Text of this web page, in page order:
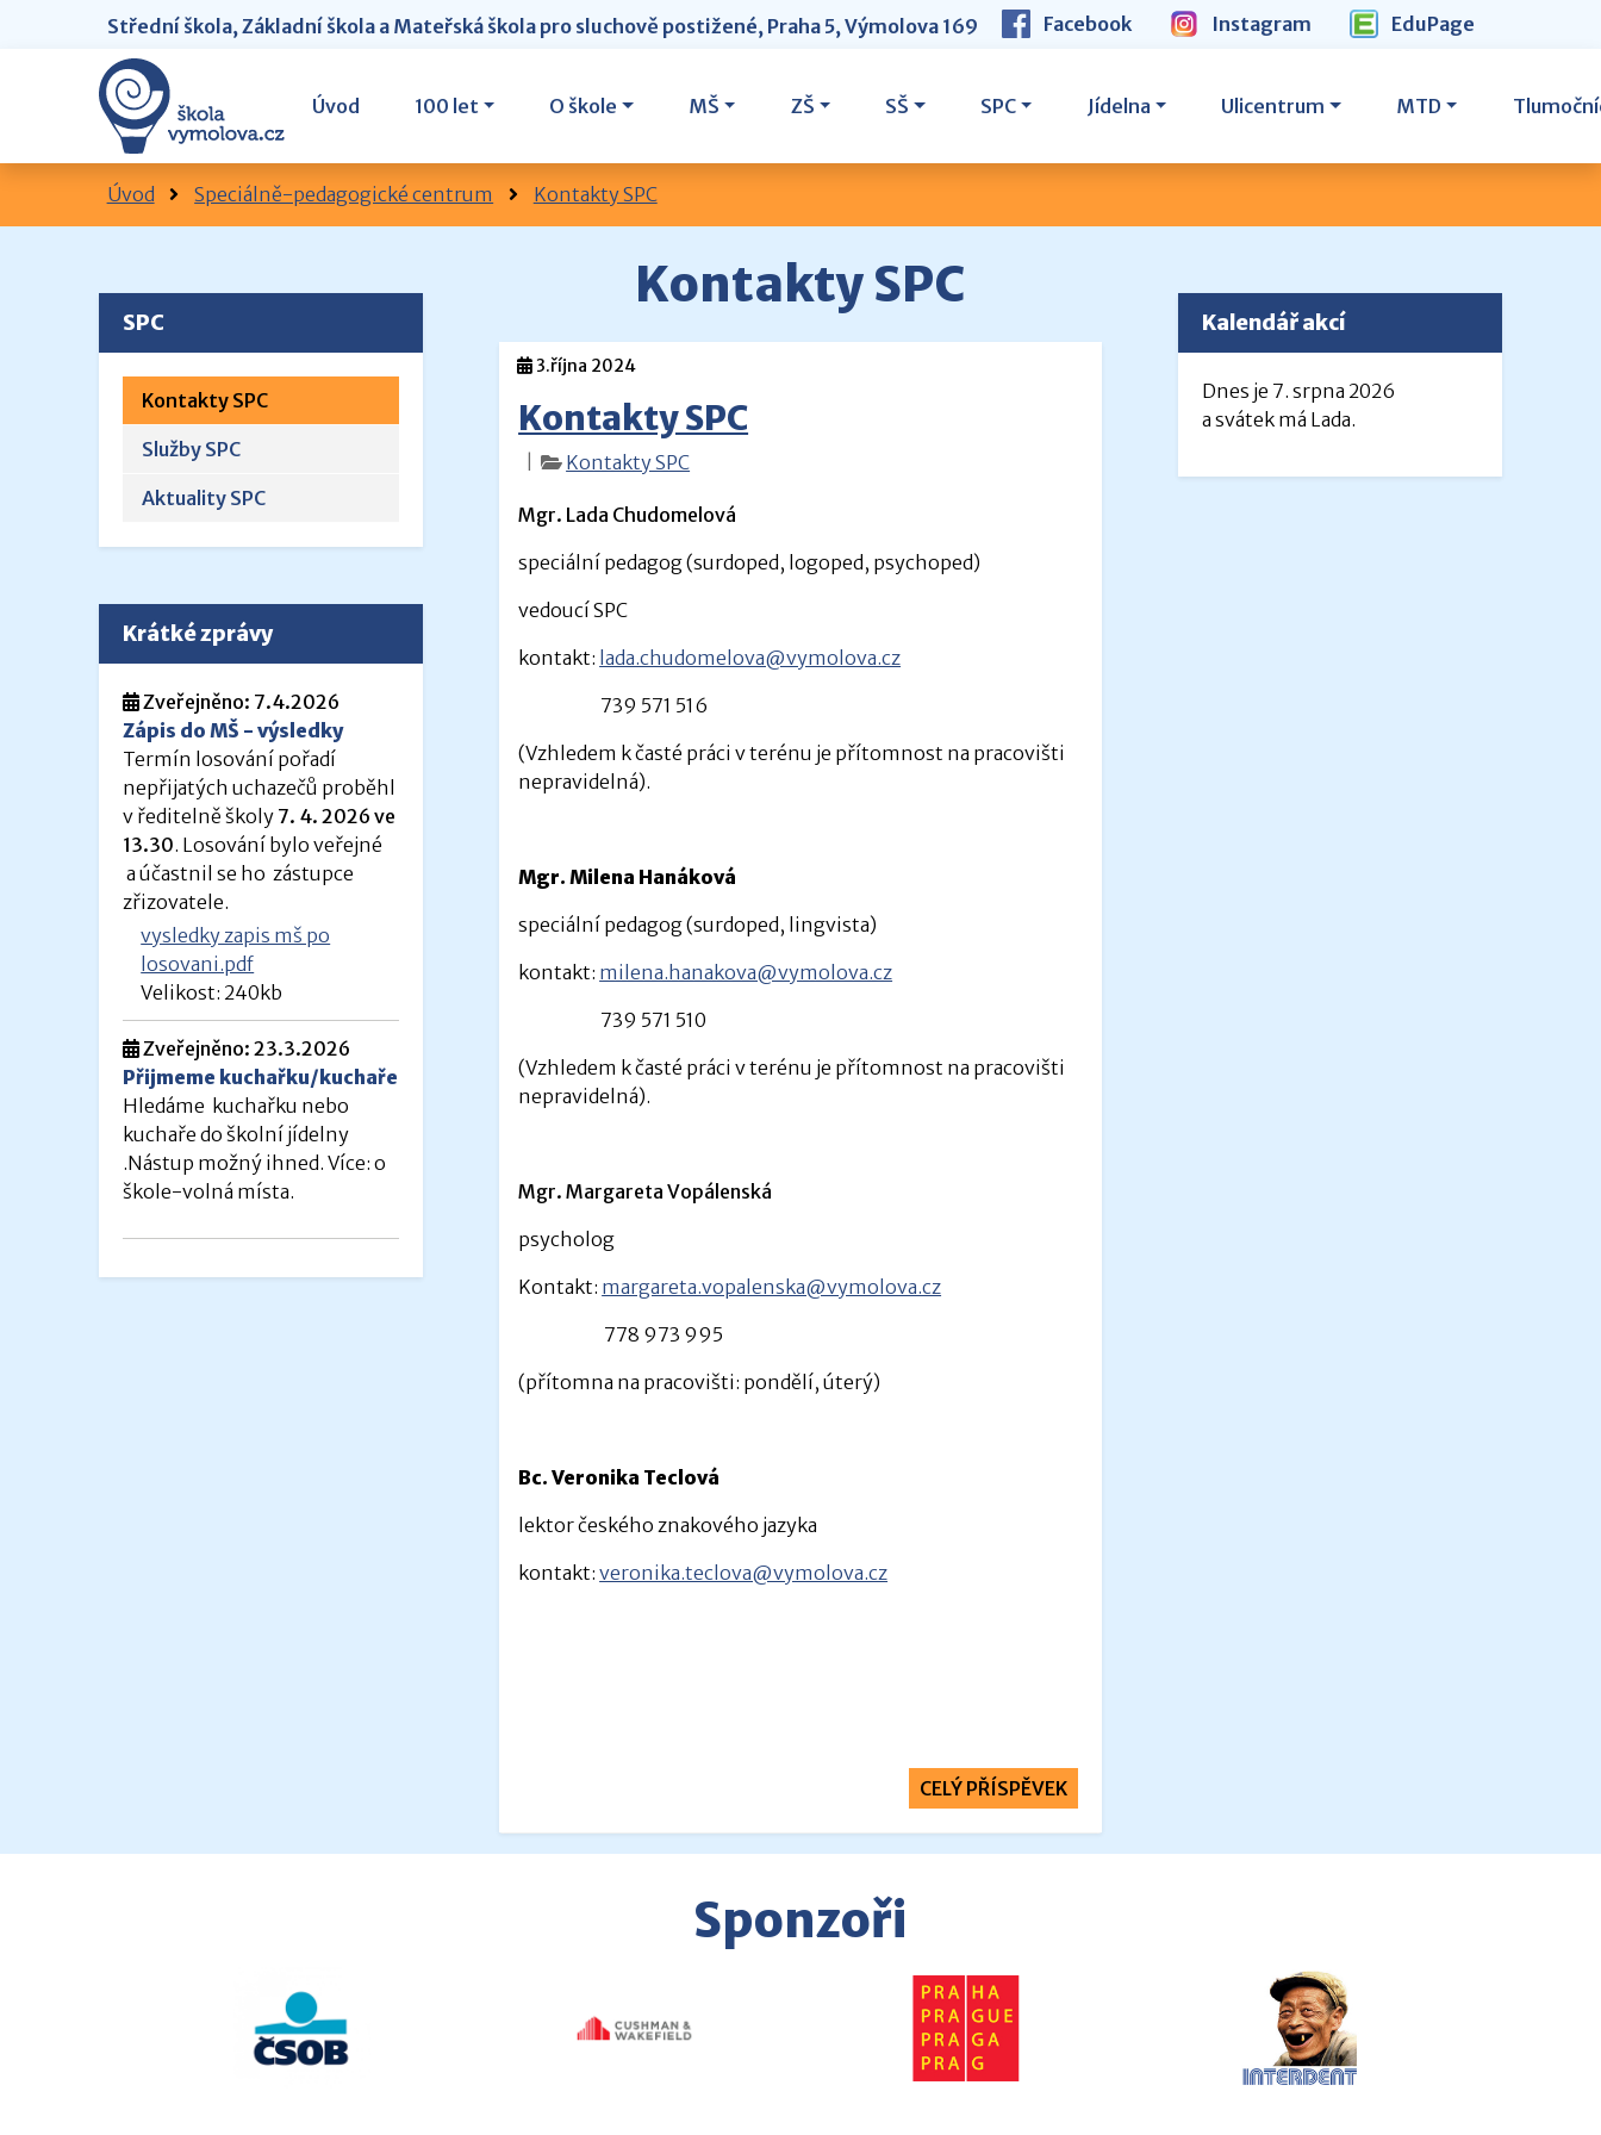
Facebook Instagram EduPage
Střední škola, Základní škola a Mateřská škola pro sluchově postižené, Praha 5, Výmolova 169
Úvod 100 let O škole MŠ ZŠ SŠ SPC Jídelna Ulicentrum MTD
Úvod Speciálně-pedagogické centrum Kontakty SPC
Kontakty SPC
3.října 2024
Kontakty SPC
| Kontakty SPC
Mgr. Lada Chudomelová
speciální pedagog (surdoped, logoped, psychoped)
vedoucí SPC
kontakt: lada.chudomelova@vymolova.cz
739 571 516
(Vzhledem k časté práci v terénu je přítomnost na pracovišti
nepravidelná).
Mgr. Milena Hanáková
speciální pedagog (surdoped, lingvista)
kontakt: milena.hanakova@vymolova.cz
739 571 510
(Vzhledem k časté práci v terénu je přítomnost na pracovišti
nepravidelná).
Mgr. Margareta Vopálenská
psycholog
Kontakt: margareta.vopalenska@vymolova.cz
778 973 995
(přítomna na pracovišti: pondělí, úterý)
Bc. Veronika Teclová
lektor českého znakového jazyka
kontakt:veronika.teclova@vymolova.cz
CELÝ PŘÍSPĚVEK
SPC
Kontakty SPC
Služby SPC
Aktuality SPC
Krátké zprávy
Zveřejněno: 7.4.2026
Zápis do MŠ - výsledky
Termín losování pořadí
nepřijatých uchazečů proběhl
v ředitelně školy 7. 4. 2026 ve
13.30. Losování bylo veřejné
a účastnil se ho zástupce
zřizovatele.
vysledky zapis mš po
losovani.pdf
Velikost: 240kb
Zveřejněno: 23.3.2026
Přijmeme kuchařku/kuchaře
Hledáme kuchařku nebo
kuchaře do školní jídelny
.Nástup možný ihned. Více: o
škole-volná místa.
Kalendář akcí
Dnes je 7. srpna 2026
a svátek má Lada.
Sponzoři